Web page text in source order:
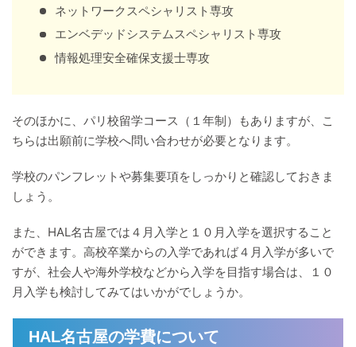
ネットワークスペシャリスト専攻
エンベデッドシステムスペシャリスト専攻
情報処理安全確保支援士専攻
そのほかに、パリ校留学コース（１年制）もありますが、こ
ちらは出願前に学校へ問い合わせが必要となります。
学校のパンフレットや募集要項をしっかりと確認しておきま
しょう。
また、HAL名古屋では４月入学と１０月入学を選択すること
ができます。高校卒業からの入学であれば４月入学が多いで
すが、社会人や海外学校などから入学を目指す場合は、１０
月入学も検討してみてはいかがでしょうか。
HAL名古屋の学費について